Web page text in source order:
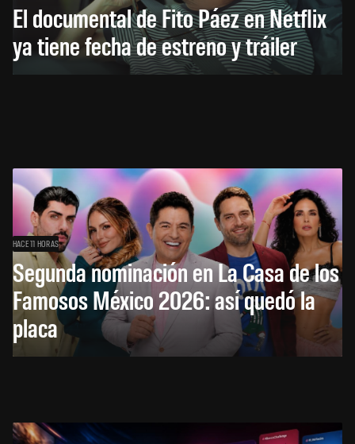
El documental de Fito Páez en Netflix
ya tiene fecha de estreno y tráiler
HACE 11 HORAS
Segunda nominación en La Casa de los
Famosos México 2026: así quedó la
placa